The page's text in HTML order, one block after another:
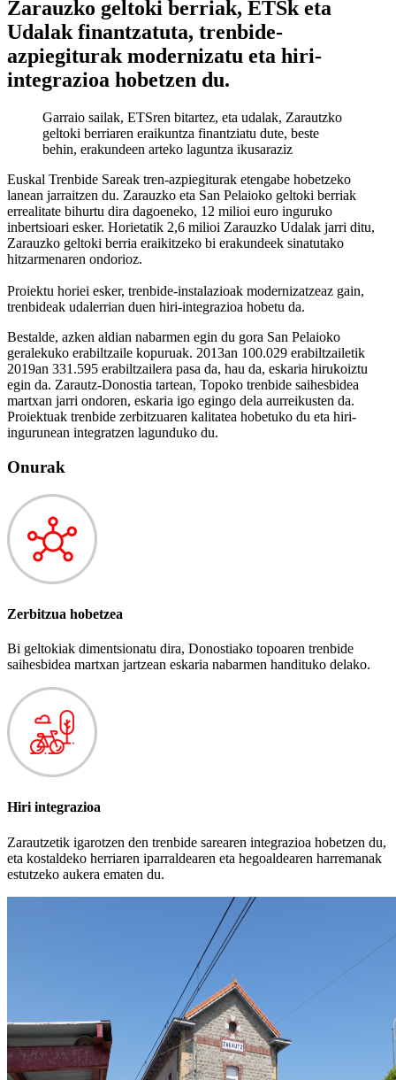
Zarauzko geltoki berriak, ETSk eta
Udalak finantzatuta, trenbide-
azpiegiturak modernizatu eta hiri-
integrazioa hobetzen du.
Garraio sailak, ETSren bitartez, eta udalak, Zarautzko
geltoki berriaren eraikuntza finantziatu dute, beste
behin, erakundeen arteko laguntza ikusaraziz
Euskal Trenbide Sareak tren-azpiegiturak etengabe hobetzeko
lanean jarraitzen du. Zarauzko eta San Pelaioko geltoki berriak
errealitate bihurtu dira dagoeneko, 12 milioi euro inguruko
inbertsioari esker. Horietatik 2,6 milioi Zarauzko Udalak jarri ditu,
Zarauzko geltoki berria eraikitzeko bi erakundeek sinatutako
hitzarmenaren ondorioz.
Proiektu horiei esker, trenbide-instalazioak modernizatzeaz gain,
trenbideak udalerrian duen hiri-integrazioa hobetu da.
Bestalde, azken aldian nabarmen egin du gora San Pelaioko
geralekuko erabiltzaile kopuruak. 2013an 100.029 erabiltzailetik
2019an 331.595 erabiltzailera pasa da, hau da, eskaria hirukoiztu
egin da. Zarautz-Donostia tartean, Topoko trenbide saihesbidea
martxan jarri ondoren, eskaria igo egingo dela aurreikusten da.
Proiektuak trenbide zerbitzuaren kalitatea hobetuko du eta hiri-
ingurunean integratzen lagunduko du.
Onurak
Zerbitzua hobetzea
Bi geltokiak dimentsionatu dira, Donostiako topoaren trenbide
saihesbidea martxan jartzean eskaria nabarmen handituko delako.
Hiri integrazioa
Zarautzetik igarotzen den trenbide sarearen integrazioa hobetzen du,
eta kostaldeko herriaren iparraldearen eta hegoaldearen harremanak
estutzeko aukera ematen du.